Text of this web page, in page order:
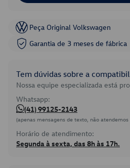
Peça Original Volkswagen
Garantia de 3 meses de fábrica
Tem dúvidas sobre a
Nossa equipe especializada está
Whatsapp:
(41) 99125-2143
(apenas mensagens de texto, não atendemos
Horário de atendimento:
Segunda à sexta, das 8h às 17h.